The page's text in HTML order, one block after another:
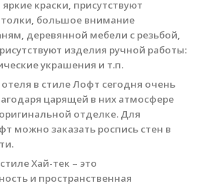
краски, присутствуют
большое внимание
деревянной мебели с резьбой,
изделия ручной работы:
украшения и т.п.
в стиле Лофт сегодня очень
царящей в них атмосфере
отделке. Для
можно заказать роспись стен в
Хай-тек – это
и пространственная